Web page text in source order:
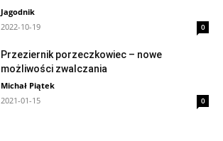
Jagodnik
2022-10-19
0
Przeziernik porzeczkowiec – nowe
możliwości zwalczania
Michał Piątek
2021-01-15
0